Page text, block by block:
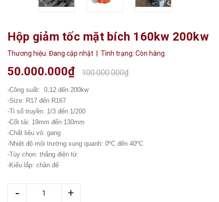
Hộp giảm tốc mặt bích 160kw 200kw
Thương hiệu: Đang cập nhật | Tình trạng: Còn hàng
50.000.000₫ 100.000.000₫
-Công suất: 0,12 đến 200kw
-Size: R17 đến R167
-Tỉ số truyền: 1/3 đến 1/200
-Cốt tải: 19mm đến 130mm
-Chất liệu vỏ: gang
-Nhiệt độ môi trường xung quanh: 0ºC đến 40ºC
-Tùy chọn: thắng điện từ
-Kiểu lắp: chân đế
- +